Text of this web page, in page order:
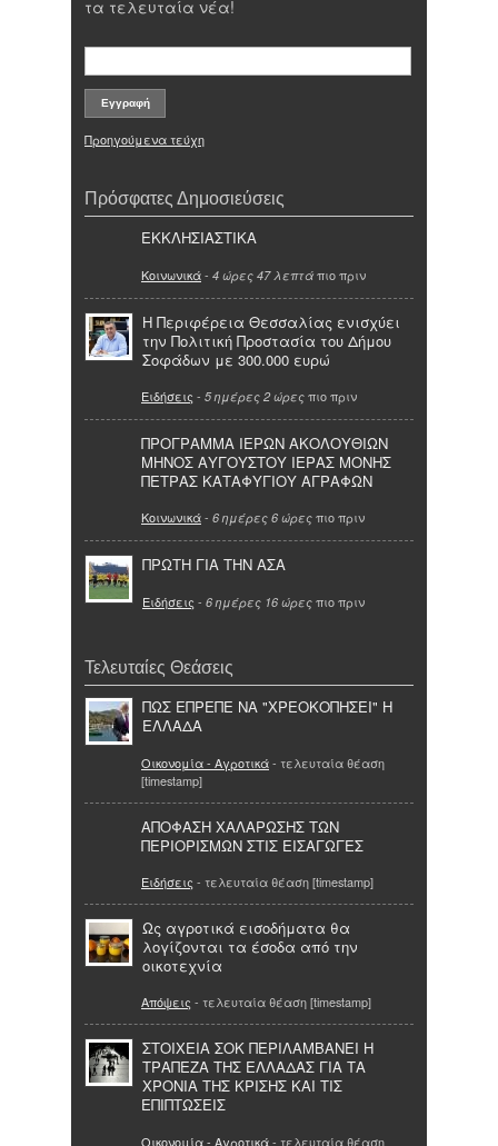
τα τελευταία νέα!
Προηγούμενα τεύχη
Πρόσφατες Δημοσιεύσεις
ΕΚΚΛΗΣΙΑΣΤΙΚΑ
Κοινωνικά- 4 ώρες 47 λεπτά πιο πριν
Η Περιφέρεια Θεσσαλίας ενισχύει
την Πολιτική Προστασία του Δήμου
Σοφάδων με 300.000 ευρώ
Ειδήσεις - 5 ημέρες 2 ώρες πιο πριν
ΠΡΟΓΡΑΜΜΑ ΙΕΡΩΝ ΑΚΟΛΟΥΘΙΩΝ
ΜΗΝΟΣ ΑΥΓΟΥΣΤΟΥ ΙΕΡΑΣ ΜΟΝΗΣ
ΠΕΤΡΑΣ ΚΑΤΑΦΥΓΙΟΥ ΑΓΡΑΦΩΝ
Κοινωνικά- 6 ημέρες 6 ώρες πιο πριν
ΠΡΩΤΗ ΓΙΑ ΤΗΝ ΑΣΑ
Ειδήσεις - 6 ημέρες 16 ώρες πιο πριν
Τελευταίες Θεάσεις
ΠΩΣ ΕΠΡΕΠΕ ΝΑ "ΧΡΕΟΚΟΠΗΣΕΙ" Η
ΕΛΛΑΔΑ
Οικονομία - Αγροτικά- τελευταία θέαση
[timestamp]
ΑΠΟΦΑΣΗ ΧΑΛΑΡΩΣΗΣ ΤΩΝ
ΠΕΡΙΟΡΙΣΜΩΝ ΣΤΙΣ ΕΙΣΑΓΩΓΕΣ
Ειδήσεις - τελευταία θέαση [timestamp]
Ως αγροτικά εισοδήματα θα
λογίζονται τα έσοδα από την
οικοτεχνία
Απόψεις - τελευταία θέαση [timestamp]
ΣΤΟΙΧΕΙΑ ΣΟΚ ΠΕΡΙΛΑΜΒΑΝΕΙ Η
ΤΡΑΠΕΖΑ ΤΗΣ ΕΛΛΑΔΑΣ ΓΙΑ ΤΑ
ΧΡΟΝΙΑ ΤΗΣ ΚΡΙΣΗΣ ΚΑΙ ΤΙΣ
ΕΠΙΠΤΩΣΕΙΣ
Οικονομία - Αγροτικά- τελευταία θέαση